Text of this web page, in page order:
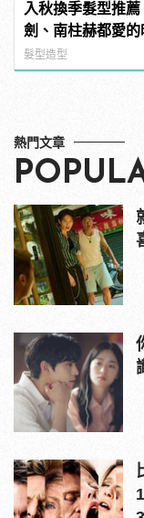
入秋換季髮型推
劍、南柱赫都愛的
髮型造型
熱門文章